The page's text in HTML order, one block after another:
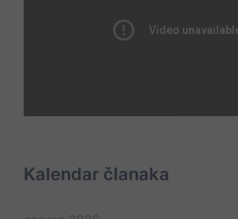
Kalendar članaka